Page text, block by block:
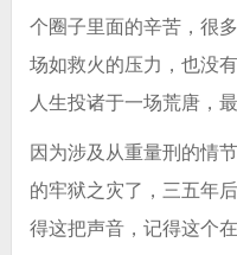
个圈子里面的辛苦，很
场如救火的压力，也没
人生投诸于一场荒唐，
因为涉及从重量刑的情
的牢狱之灾了，三五年
得这把声音，记得这个